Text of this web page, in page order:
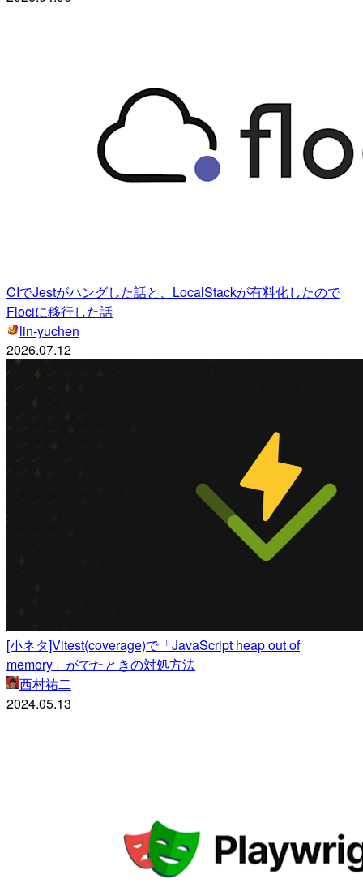
CIでJestがハングした話と、LocalStackが有料化したので
Flociに移行した話
lin-yuchen
2026.07.12
[小ネタ]Vitest(coverage)で「JavaScript heap out of
memory」がでたときの対処方法
西村祐二
2024.05.13